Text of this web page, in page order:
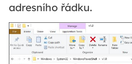
adresního řádku.